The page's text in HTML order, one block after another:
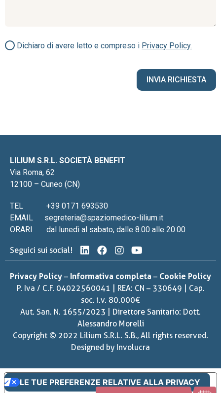
Dichiaro di avere letto e compreso i Privacy Policy.
LILIUM S.R.L. SOCIETÀ BENEFIT
Via Roma, 62
12100 – Cuneo (CN)
TEL
+39 0171 693530
EMAIL
segreteria@spaziomedico-lilium.it
ORARI
dal lunedì al sabato, dalle 8.00 alle 20.00
Seguici sui social!
Privacy Policy – Informativa completa – Cookie Policy
P. Iva / C.F. 04022560041 | REA: CN – 330649 | Cap.
soc. i.v. 80.000€
Aut. San. N. 1655/2023 | Direttore Sanitario: Dott.
Alessandro Morelli
Copyright © 2022 Lilium S.R.L. S.B., All rights reserved.
Designed by Involucra
LE TUE PREFERENZE RELATIVE ALLA PRIVACY